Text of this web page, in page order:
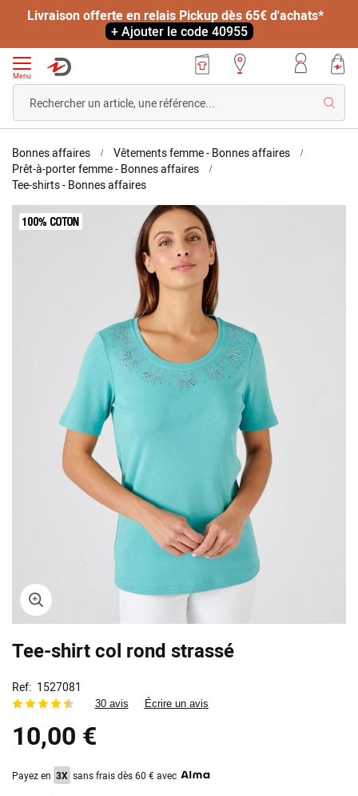
Livraison offerte en relais Pickup dès 65€ d'achats*
+ Ajouter le code 40955
Menu
Accueil
Bonnes affaires
Vêtements femme - Bonnes affaires
Prêt-à-porter femme - Bonnes affaires
Tee-shirts - Bonnes affairesTee-
col
rond
strassé
Skip
to
to
the
beginning
of
the
images
gallery
Tee-shirt col rond strassé
Ref 1527081
30 avis Écrire un avis
10,00 €
Payez en 3X sans frais dès 60 € avec